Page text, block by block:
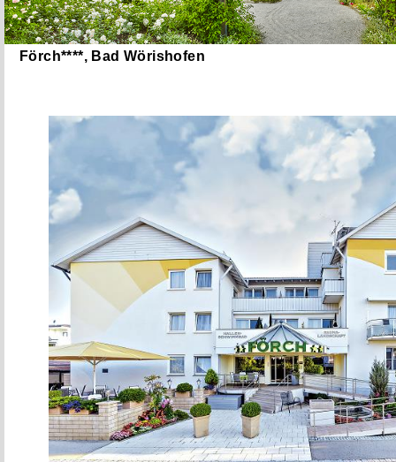
Förch****, Bad Wörishofen